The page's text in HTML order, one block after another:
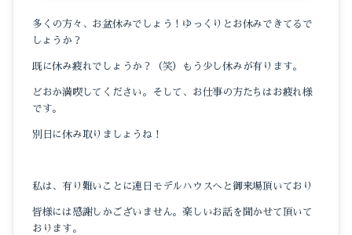
多くの方々、お盆休みでしょう！ゆっくりとお休みできてるで
しょうか？
既に休み疲れでしょうか？（笑）もう少し休みが有ります。
どおか満喫してください。そして、お仕事の方たちはお疲れ様
です。
別日に休み取りましょうね！
私は、有り難いことに連日モデルハウスへと御来場頂いており
皆様には感謝しかございません。楽しいお話を聞かせて頂いて
おります。